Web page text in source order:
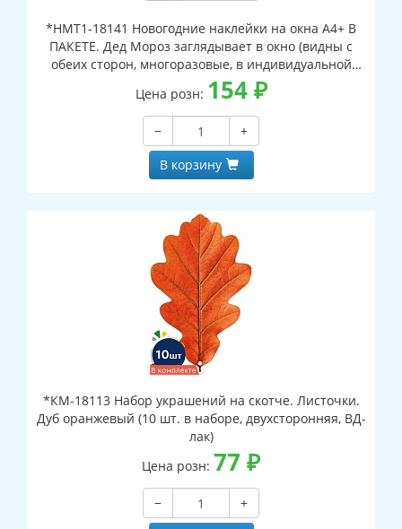
*НМТ1-18141 Новогодние наклейки на окна А4+ В
ПАКЕТЕ. Дед Мороз заглядывает в окно (видны с
обеих сторон, многоразовые, в индивидуальной
упаковке, с европодвесом и клеевым клапаном)
Цена розн: 154₽
−
+
В корзину
*КМ-18113 Набор украшений на скотче. Листочки.
Дуб оранжевый (10 шт. в наборе, двухсторонняя, ВД-
лак)
Цена розн: 77 ₽
−
+